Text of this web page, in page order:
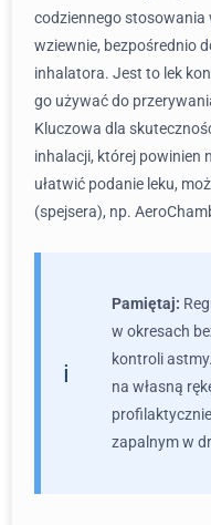
codziennego stosowania
wziewnie, bezpośrednio
inhalatora. Jest to lek
go używać do
Kluczowa dla
inhalacji, której powinien
ułatwić podanie leku,
(spejsera), np.
Pamiętaj:
w okresach
kontroli
na własną
zapalnym w